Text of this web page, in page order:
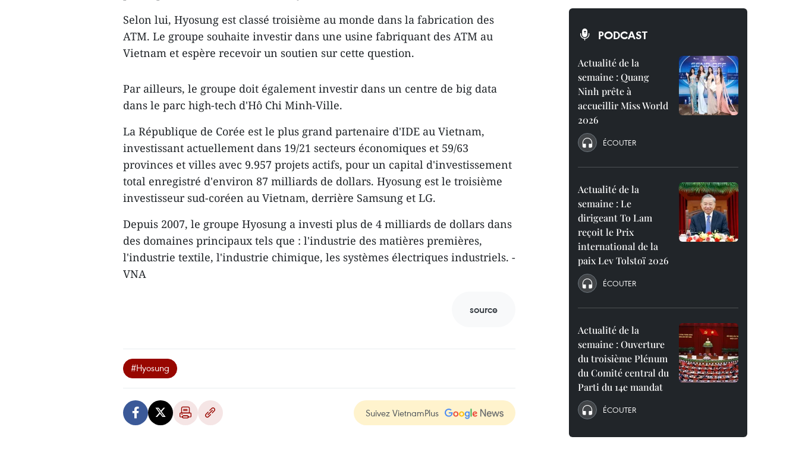
Selon lui, Hyosung est classé troisième au monde dans la fabrication des
ATM. Le groupe souhaite investir dans une usine fabriquant des ATM au
Vietnam et espère recevoir un soutien sur cette question.
Par ailleurs, le groupe doit également investir dans un centre de big data
dans le parc high-tech d'Hô Chi Minh-Ville.
La République de Corée est le plus grand partenaire d'IDE au Vietnam,
investissant actuellement dans 19/21 secteurs économiques et 59/63
provinces et villes avec 9.957 projets actifs, pour un capital d'investissement
total enregistré d'environ 87 milliards de dollars. Hyosung est le troisième
investisseur sud-coréen au Vietnam, derrière Samsung et LG.
Depuis 2007, le groupe Hyosung a investi plus de 4 milliards de dollars dans
des domaines principaux tels que : l'industrie des matières premières,
l'industrie textile, l'industrie chimique, les systèmes électriques industriels. -
VNA
source
#Hyosung
Suivez VietnamPlus
PODCAST
Actualité de la
semaine : Quang
Ninh prête à
accueillir Miss World
2026
ÉCOUTER
Actualité de la
semaine : Le
dirigeant To Lam
reçoit le Prix
international de la
paix Lev Tolstoï 2026
ÉCOUTER
Actualité de la
semaine : Ouverture
du troisième Plénum
du Comité central du
Parti du 14e mandat
ÉCOUTER